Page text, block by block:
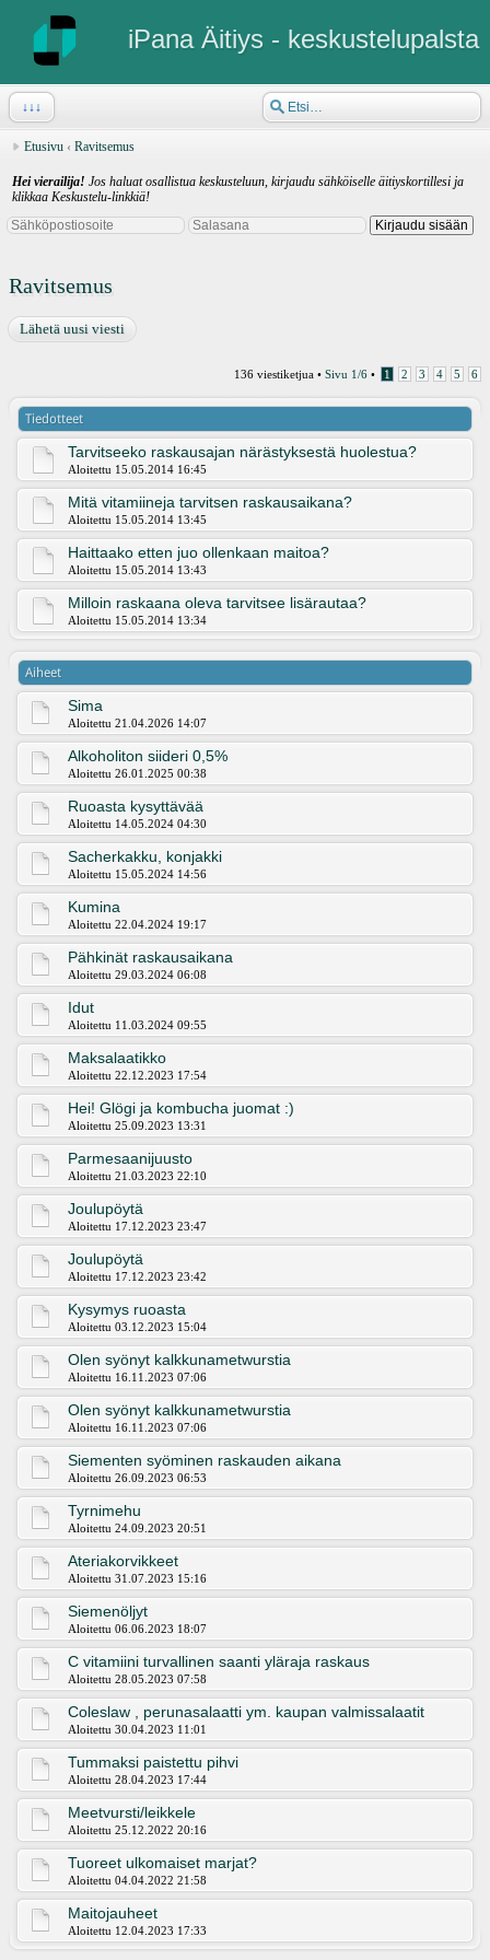
iPana Äitiys - keskustelupalsta
↓↓↓
Etusivu ‹ Ravitsemus
Hei vierailija! Jos haluat osallistua keskusteluun, kirjaudu sähköiselle äitiyskortillesi ja
klikkaa Keskustelu-linkkiä!
Ravitsemus
Lähetä uusi viesti
136 viestiketjua • Sivu 1/6 • 1 2 3 4 5 6
Tiedotteet
Tarvitseeko raskausajan närästyksestä huolestua?
Aloitettu 15.05.2014 16:45
Mitä vitamiineja tarvitsen raskausaikana?
Aloitettu 15.05.2014 13:45
Haittaako etten juo ollenkaan maitoa?
Aloitettu 15.05.2014 13:43
Milloin raskaana oleva tarvitsee lisärautaa?
Aloitettu 15.05.2014 13:34
Aiheet
Sima
Aloitettu 21.04.2026 14:07
Alkoholiton siideri 0,5%
Aloitettu 26.01.2025 00:38
Ruoasta kysyttävää
Aloitettu 14.05.2024 04:30
Sacherkakku, konjakki
Aloitettu 15.05.2024 14:56
Kumina
Aloitettu 22.04.2024 19:17
Pähkinät raskausaikana
Aloitettu 29.03.2024 06:08
Idut
Aloitettu 11.03.2024 09:55
Maksalaatikko
Aloitettu 22.12.2023 17:54
Hei! Glögi ja kombucha juomat :)
Aloitettu 25.09.2023 13:31
Parmesaanijuusto
Aloitettu 21.03.2023 22:10
Joulupöytä
Aloitettu 17.12.2023 23:47
Joulupöytä
Aloitettu 17.12.2023 23:42
Kysymys ruoasta
Aloitettu 03.12.2023 15:04
Olen syönyt kalkkunametwurstia
Aloitettu 16.11.2023 07:06
Olen syönyt kalkkunametwurstia
Aloitettu 16.11.2023 07:06
Siementen syöminen raskauden aikana
Aloitettu 26.09.2023 06:53
Tyrnimehu
Aloitettu 24.09.2023 20:51
Ateriakorvikkeet
Aloitettu 31.07.2023 15:16
Siemenöljyt
Aloitettu 06.06.2023 18:07
C vitamiini turvallinen saanti yläraja raskaus
Aloitettu 28.05.2023 07:58
Coleslaw , perunasalaatti ym. kaupan valmissalaatit
Aloitettu 30.04.2023 11:01
Tummaksi paistettu pihvi
Aloitettu 28.04.2023 17:44
Meetvursti/leikkele
Aloitettu 25.12.2022 20:16
Tuoreet ulkomaiset marjat?
Aloitettu 04.04.2022 21:58
Maitojauheet
Aloitettu 12.04.2023 17:33